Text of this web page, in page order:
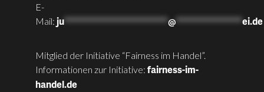
E-
Mail: ju**********************@**************ei.de
Mitglied der Initiative “Fairness im Handel”.
Informationen zur Initiative: fairness-im-
handel.de